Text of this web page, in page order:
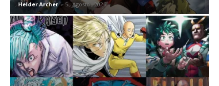
Helder Archer - 5 , Agosto , 2026